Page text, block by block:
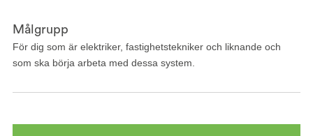
Målgrupp
För dig som är elektriker, fastighetstekniker och liknande och
som ska börja arbeta med dessa system.